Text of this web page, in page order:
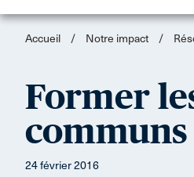
Accueil / Notre impact /
Former
communs
24 février 2016